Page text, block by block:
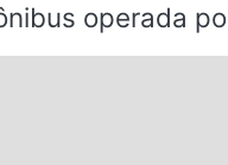
operada